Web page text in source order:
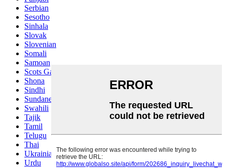
Serbian
Sesotho
Sinhala
Slovak
Slovenian
Somali
Samoan
Scots Gaelic
Shona
Sindhi
Sundanese
Swahili
Tajik
Tamil
Telugu
Thai
Ukrainian
Urdu